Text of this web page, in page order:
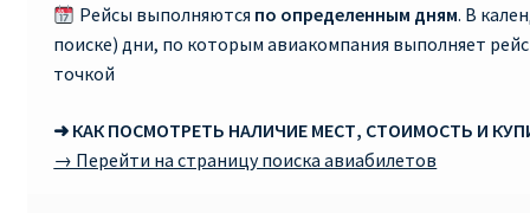
Рейсы выполняются по определенным дням. В
поиске) дни, по которым авиакомпания выполняет
точкой
➜ КАК ПОСМОТРЕТЬ НАЛИЧИЕ МЕСТ, СТОИМОСТЬ И
→ Перейти на страницу поиска авиабилетов